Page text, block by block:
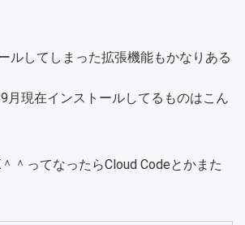
ルしてしまった拡張機能もかなりある
月現在インストールしてるものはこん
＾ってなったらCloud Codeとかまた